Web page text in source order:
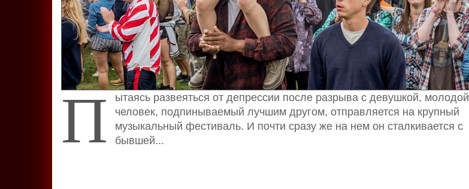
П
ытаясь развеяться от депрессии после разрыва с девушкой, молодой
человек, подпинываемый лучшим другом, отправляется на крупный
музыкальный фестиваль. И почти сразу же на нем он сталкивается с
бывшей...